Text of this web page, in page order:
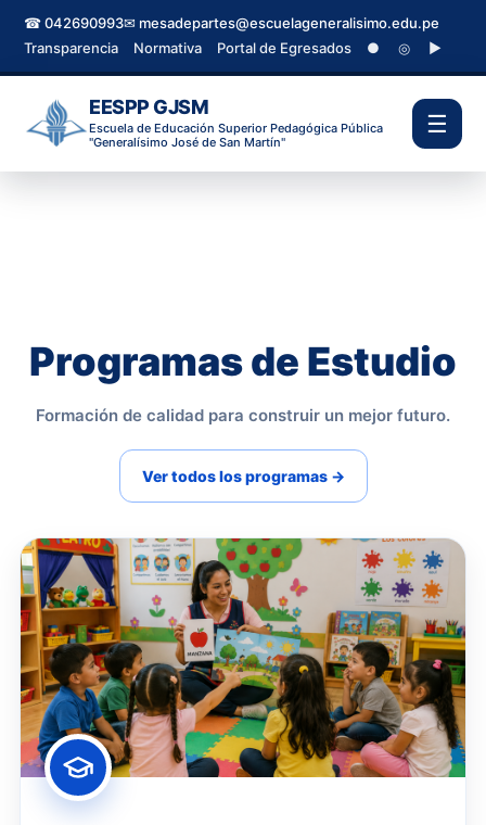
☎ 042690993✉ mesadepartes@escuelageneralisimo.edu.pe
Transparencia
Normativa Portal de Egresados ● ◎ ▶
EESPP GJSM
Escuela de Educación Superior Pedagógica Pública
"Generalísimo José de San Martín"
☰
Programas de Estudio
Formación de calidad para construir un mejor futuro.
Ver todos los programas →